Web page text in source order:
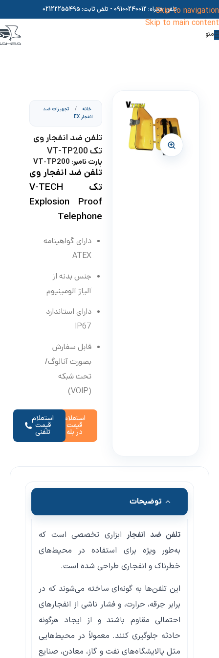
Skip to navigation
Skip to main content
تلفن همراه: 09100240012 - تلفن ثابت: 02122255495
منو
خانه /
تجهیزات ضد
انفجار EX
تلفن ضد انفجار وی
تک VT-TP200
پارت نامبر: VT-TP200
تلفن ضد انفجار وی
تک V-TECH
Explosion Proof
Telephone
دارای گواهینامه
ATEX
جنس بدنه از
آلیاژ آلومینیوم
دارای استاندارد
IP67
قابل سفارش
بصورت آنالوگ/
تحت شبکه
(VOIP)
استعلام
قیمت
در بله
استعلام
قیمت
تلفنی
توضیحات
تلفن ضد انفجار ابزاری تخصصی است که
به‌طور ویژه برای استفاده در محیط‌های
خطرناک و انفجاری طراحی شده است.
این تلفن‌ها به گونه‌ای ساخته می‌شوند که در
برابر جرقه، حرارت، و فشار ناشی از انفجارهای
احتمالی مقاوم باشند و از ایجاد هرگونه
حادثه جلوگیری کنند. معمولاً در محیط‌هایی
مثل پالایشگاه‌های نفت و گاز، معادن، صنایع